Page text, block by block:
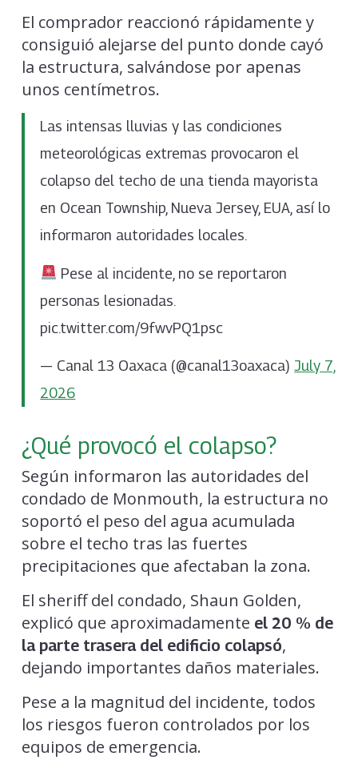
El comprador reaccionó rápidamente y
consiguió alejarse del punto donde cayó
la estructura, salvándose por apenas
unos centímetros.
Las intensas lluvias y las condiciones
meteorológicas extremas provocaron el
colapso del techo de una tienda mayorista
en Ocean Township, Nueva Jersey, EUA, así lo
informaron autoridades locales.
Pese al incidente, no se reportaron
personas lesionadas.
pic.twitter.com/9fwvPQ1psc
— Canal 13 Oaxaca (@canal13oaxaca)July 7,
2026
¿Qué provocó el colapso?
Según informaron las autoridades del
condado de Monmouth, la estructura no
soportó el peso del agua acumulada
sobre el techo tras las fuertes
precipitaciones que afectaban la zona.
El sheriff del condado, Shaun Golden,
explicó que aproximadamente el 20 % de
la parte trasera del edificio colapsó,
dejando importantes daños materiales.
Pese a la magnitud del incidente, todos
los riesgos fueron controlados por los
equipos de emergencia.